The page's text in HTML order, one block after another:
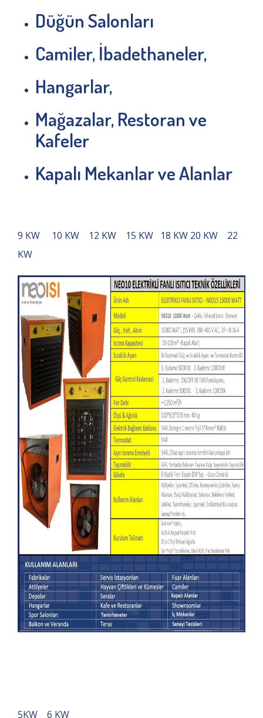
Düğün Salonları
Camiler, İbadethaneler,
Hangarlar,
Mağazalar, Restoran ve
Kafeler
Kapalı Mekanlar ve Alanlar
9 KW 10 KW 12 KW 15 KW 18 KW 20 KW 22
KW
5KW 6 KW